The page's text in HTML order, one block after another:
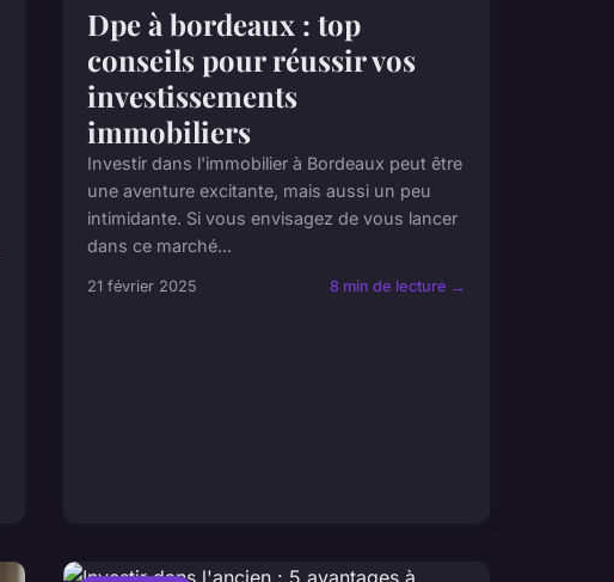
Dpe à bordeaux : top
conseils pour réussir vos
investissements
immobiliers
Investir dans l'immobilier à Bordeaux peut être
une aventure excitante, mais aussi un peu
intimidante. Si vous envisagez de vous lancer
dans ce marché...
21 février 2025 8 min de lecture →